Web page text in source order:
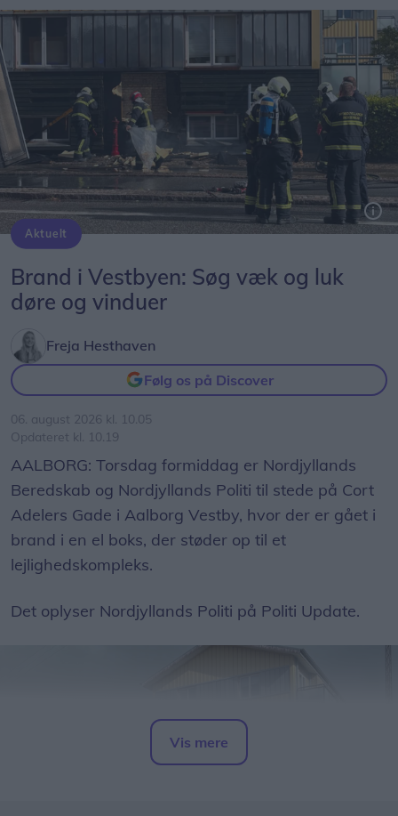
Aktuelt
Brand i Vestbyen: Søg væk og luk
døre og vinduer
Freja Hesthaven
Følg os på Discover
06. august 2026 kl. 10.05
Opdateret kl. 10.19
AALBORG: Torsdag formiddag er Nordjyllands
Beredskab og Nordjyllands Politi til stede på Cort
Adelers Gade i Aalborg Vestby, hvor der er gået i
brand i en el boks, der støder op til et
lejlighedskompleks.
Det oplyser Nordjyllands Politi på Politi Update.
Vis mere